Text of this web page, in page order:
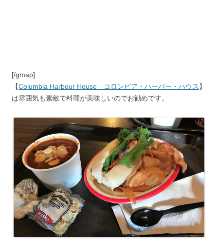
[/gmap]
【Columbia Harbour House コロンビア・ハーバー・ハウス 】
は雰囲気も素敵で料理が美味しいのでお勧めです。